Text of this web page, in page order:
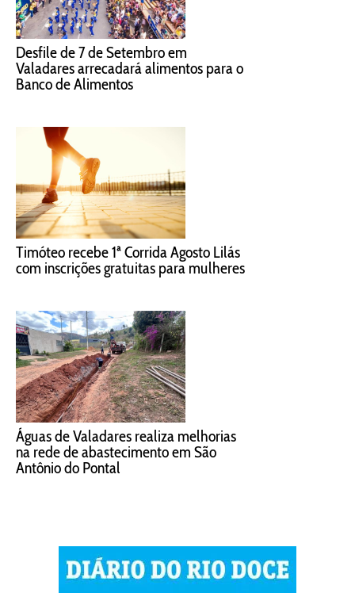
Desfile de 7 de Setembro em
Valadares arrecadará alimentos para o
Banco de Alimentos
Timóteo recebe 1ª Corrida Agosto Lilás
com inscrições gratuitas para mulheres
Águas de Valadares realiza melhorias
na rede de abastecimento em São
Antônio do Pontal